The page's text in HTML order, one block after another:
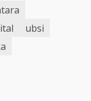
ubsi